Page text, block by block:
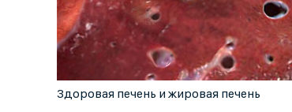
Здоровая печень и жировая печень